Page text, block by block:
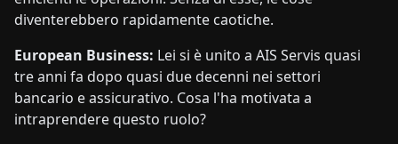
diventerebbero rapidamente caotiche.
European Business: Lei si è unito a AIS Servis quasi
tre anni fa dopo quasi due decenni nei settori
bancario e assicurativo. Cosa l'ha motivata a
intraprendere questo ruolo?